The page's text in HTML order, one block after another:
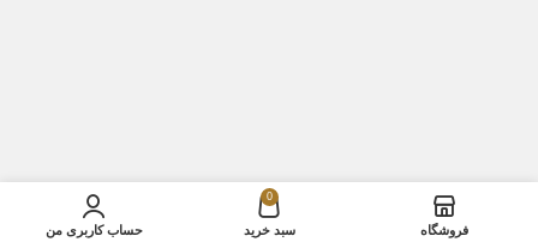
فروشگاه
0
سبد خرید حساب کاربری من